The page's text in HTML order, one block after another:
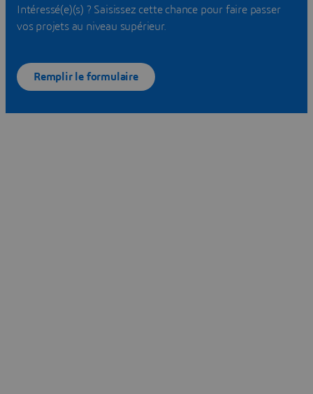
Intéressé(e)(s) ? Saisissez cette chance pour faire passer
vos projets au niveau supérieur.
Remplir le formulaire